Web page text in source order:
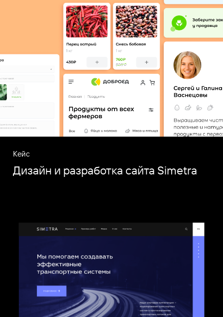
Кейс
Дизайн и разработка сайта Simetra